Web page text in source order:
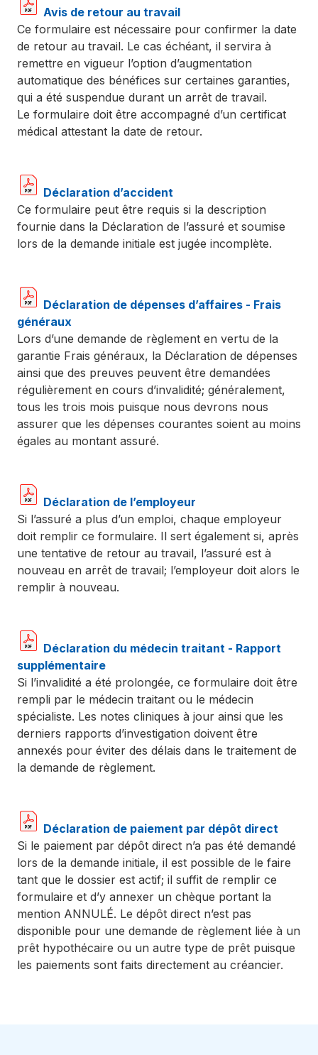
Avis de retour au travail
Ce formulaire est nécessaire pour confirmer la date
de retour au travail. Le cas échéant, il servira à
remettre en vigueur l’option d’augmentation
automatique des bénéfices sur certaines garanties,
qui a été suspendue durant un arrêt de travail.
Le formulaire doit être accompagné d’un certificat
médical attestant la date de retour.
Déclaration d’accident
Ce formulaire peut être requis si la description
fournie dans la Déclaration de l’assuré et soumise
lors de la demande initiale est jugée incomplète.
Déclaration de dépenses d’affaires - Frais
généraux
Lors d’une demande de règlement en vertu de la
garantie Frais généraux, la Déclaration de dépenses
ainsi que des preuves peuvent être demandées
régulièrement en cours d’invalidité; généralement,
tous les trois mois puisque nous devrons nous
assurer que les dépenses courantes soient au moins
égales au montant assuré.
Déclaration de l’employeur
Si l’assuré a plus d’un emploi, chaque employeur
doit remplir ce formulaire. Il sert également si, après
une tentative de retour au travail, l’assuré est à
nouveau en arrêt de travail; l’employeur doit alors le
remplir à nouveau.
Déclaration du médecin traitant - Rapport
supplémentaire
Si l’invalidité a été prolongée, ce formulaire doit être
rempli par le médecin traitant ou le médecin
spécialiste. Les notes cliniques à jour ainsi que les
derniers rapports d’investigation doivent être
annexés pour éviter des délais dans le traitement de
la demande de règlement.
Déclaration de paiement par dépôt direct
Si le paiement par dépôt direct n’a pas été demandé
lors de la demande initiale, il est possible de le faire
tant que le dossier est actif; il suffit de remplir ce
formulaire et d’y annexer un chèque portant la
mention ANNULÉ. Le dépôt direct n’est pas
disponible pour une demande de règlement liée à un
prêt hypothécaire ou un autre type de prêt puisque
les paiements sont faits directement au créancier.